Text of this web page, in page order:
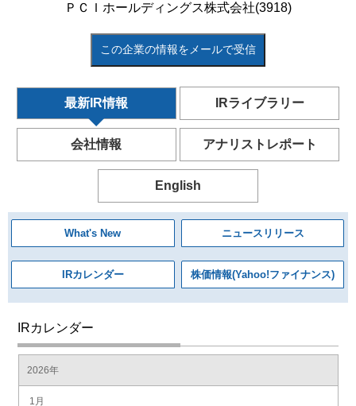
ＰＣＩホールディングス株式会社(3918)
この企業の情報をメールで受信
最新IR情報 IRライブラリー
会社情報 アナリストレポート
English
What's New ニュースリリース
IRカレンダー 株価情報(Yahoo!ファイナンス)
IRカレンダー
2026年
1月